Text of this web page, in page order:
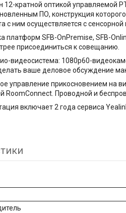
12-кратной оптикой управляемой
ПО, конструкция
с ним осуществляется с сенсорной
платформ SFB-OnPremise, SFB-
присоединиться к совещанию.
видеосистема: 1080р60-
ваше деловое обсуждение
управление прикосновением на
RoomConnect. Проводной и
включает 2 года сервиса